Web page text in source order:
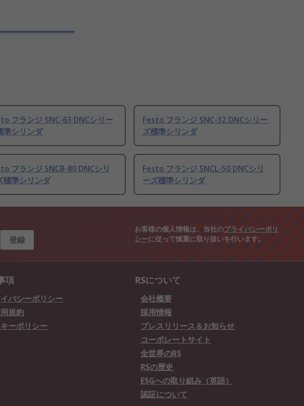
フランジ SNC-63 DNCシリー
準シリンダ
Festo フランジ SNC-32 DNCシリー
ズ標準シリンダ
フランジ SNCB-80 DNCシリ
標準シリンダ
Festo フランジ SNCL-50 DNCシリ
ーズ標準シリンダ
登録
お客様の個人情報は、当社のプライバシーポリ
シーに従って慎重に取り扱いを行います。
項
バシーポリシー
規約
ーポリシー
RSについて
会社概要
採用情報
プレスリリース＆お知らせ
コーポレートサイト
全世界のRS
RSの歴史
ESGへの取り組み（英語）
認証について